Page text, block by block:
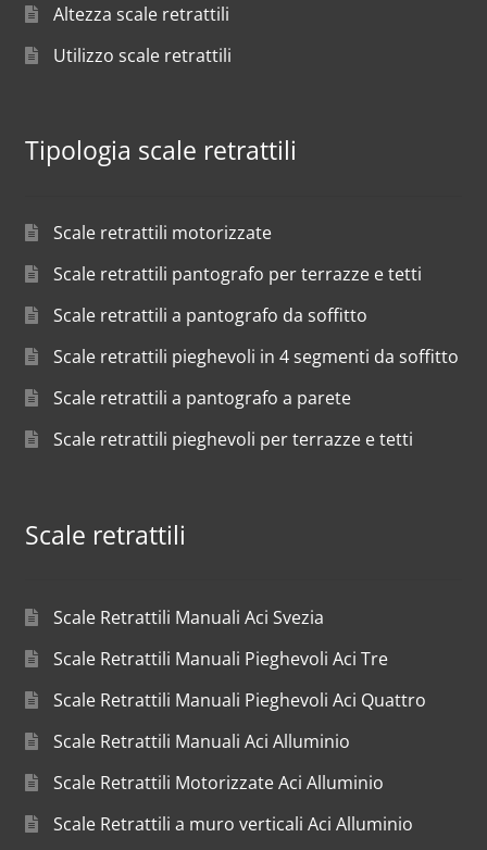
Altezza scale retrattili
Utilizzo scale retrattili
Tipologia scale retrattili
Scale retrattili motorizzate
Scale retrattili pantografo per terrazze e tetti
Scale retrattili a pantografo da soffitto
Scale retrattili pieghevoli in 4 segmenti da soffitto
Scale retrattili a pantografo a parete
Scale retrattili pieghevoli per terrazze e tetti
Scale retrattili
Scale Retrattili Manuali Aci Svezia
Scale Retrattili Manuali Pieghevoli Aci Tre
Scale Retrattili Manuali Pieghevoli Aci Quattro
Scale Retrattili Manuali Aci Alluminio
Scale Retrattili Motorizzate Aci Alluminio
Scale Retrattili a muro verticali Aci Alluminio